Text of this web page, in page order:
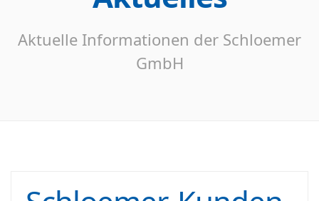
Aktuelle Informationen der Schloemer
GmbH